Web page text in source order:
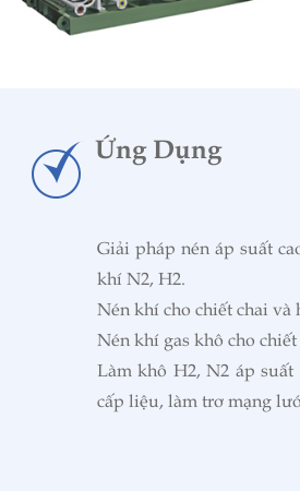
Ứng Dụng
Giải pháp nén áp suất
khí N2, H2.
Nén khí cho chiết chai và
Nén khí gas khô cho chiết
Làm khô H2, N2 áp
cấp liệu, làm trơ mạng